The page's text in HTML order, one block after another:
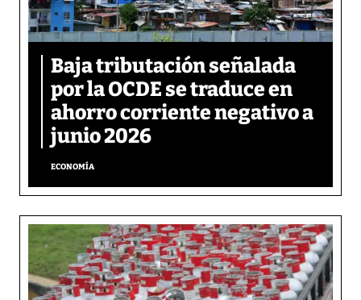
Baja tributación señalada
por la OCDE se traduce en
ahorro corriente negativo a
junio 2026
ECONOMÍA